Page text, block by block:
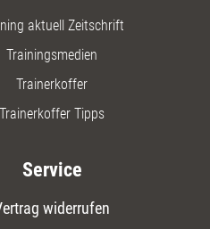
aktuell Zeitschrift
Trainingsmedien
Trainerkoffer
Trainerkoffer Tipps
Service
widerrufen